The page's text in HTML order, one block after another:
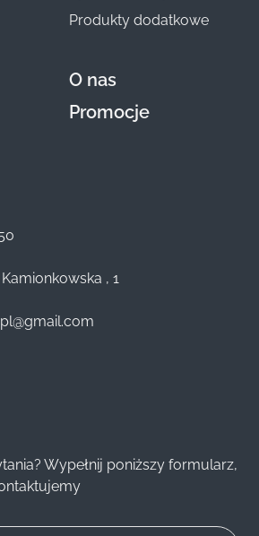
Produkty dodatkowe
O nas
Promocje
, 1
Wypełnij poniższy formularz,